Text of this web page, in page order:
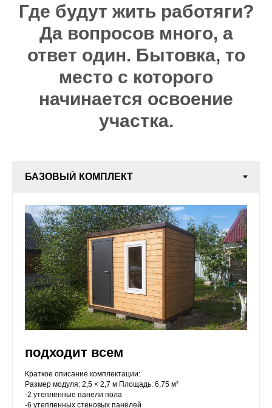
Где будут жить работяги?
Да вопросов много, а
ответ один. Бытовка, то
место с которого
начинается освоение
участка.
подходит всем
Краткое описание комплектации:
Размер модуля: 2,5 × 2,7 м Площадь: 6,75 м²
-2 утепленные панели пола
-6 утепленных стеновых панелей